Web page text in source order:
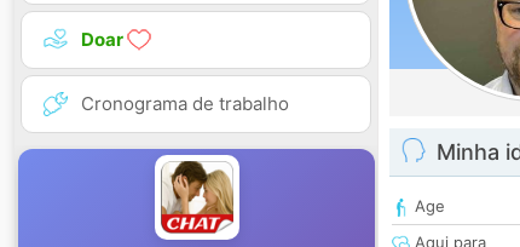
Doar
Cronograma de trabalho
Minha
Age
Aqui para